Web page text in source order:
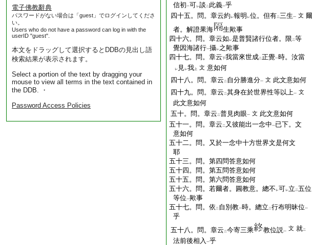
電子佛教辭典
パスワードがない場合は「guest」でログインしてくださ
い。
Users who do not have a password can log in with the
userID "guest".
本文をドラッグして選択するとDDBの見出し語
検索結果が表示されます。
Select a portion of the text by dragging your
mouse to view all terms in the text contained in
the DDB. ・
Password Access Policies
信初一可レ談 二 此義一乎
四十五。問。章云約 レ報明 レ位。但有二三生一 文 爾
者。解證果海
生歟事
四十六。問。章云如 レ是普賢諸行位者。限 二等
覺因海諸行一攝レ之歟事
四十七。問。章云下我當來世成二正覺一時。汝當
レ 見レ我 上 文 意如何
四十八。問。章云 二 自分勝進分一 文 此文意如何
四十九。問。章云 二其身在於世界性等以上一 文
此文意如何
五十。問。章云 二普見肉眼一 文 此文意如何
五十一。問。章云 二 又彼能出一念中一已下。文
意如何
五十二。問。又於一念中十方世界文是何文
耶
五十三。問。第四問答意如何
五十四。問。第五問答意如何
五十五。問。第六問答意如何
五十六。問。若爾者。圓教意。總不 レ可レ立 二五位
等位一歟事
五十七。問。依 二 自別教一時。總立 二行布明昧位一
乎
五十八。問。章云 二今寄三乘 教位説一 文 就二
法前後相入 一乎